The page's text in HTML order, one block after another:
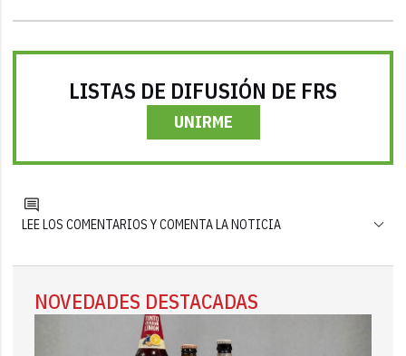
LISTAS DE DIFUSIÓN DE FRS
UNIRME
LEE LOS COMENTARIOS Y COMENTA LA NOTICIA
NOVEDADES DESTACADAS